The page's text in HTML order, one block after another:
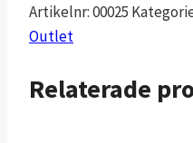
Artikelnr:00025
Outlet
Relaterade